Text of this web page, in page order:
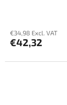
€34,98 Excl. VAT
€42,32